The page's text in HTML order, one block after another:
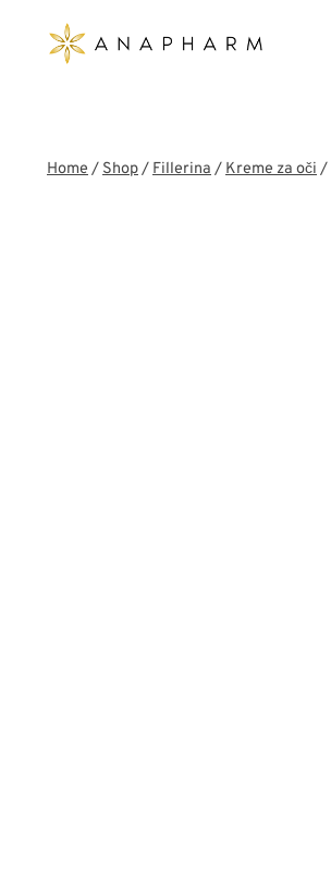
Home/Shop/Fillerina/Kreme za oči/